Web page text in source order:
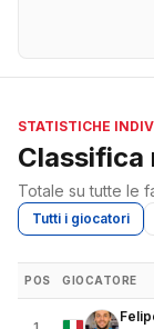
STATISTICHE
Classifica
Totale su tutte le
Tutti i giocatori
POS GIOCATORE